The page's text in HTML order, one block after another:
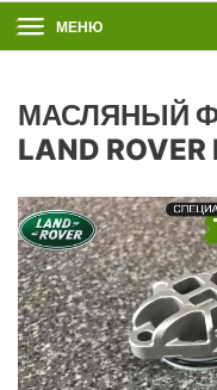
МЕНЮ
МАСЛЯНЫЙ
LAND